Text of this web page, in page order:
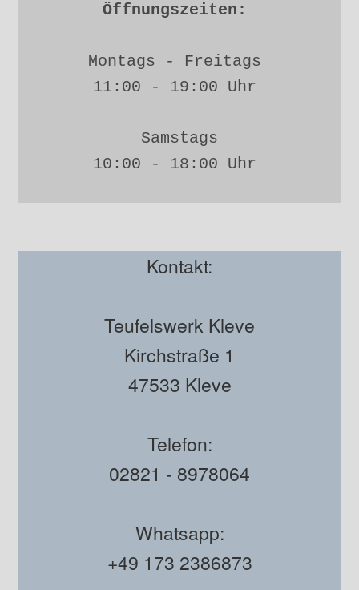
Öffnungszeiten:
Montags - Freitags
11:00 - 19:00 Uhr
Samstags
10:00 - 18:00 Uhr
Kontakt:
Teufelswerk Kleve
Kirchstraße 1
47533 Kleve
Telefon:
02821 - 8978064
Whatsapp:
+49 173 2386873